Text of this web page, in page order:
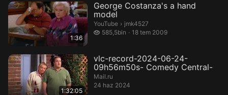
1:36
George Costanza's a hand
model
YouTube › jmk4527.
jmk4527
585,5bin
585,5 bin izleme18 tem 2009
1:32:05
vlc-record-2024-06-24-
09h56m50s- Comedy Central-
Mail.ru
24 haz 2024